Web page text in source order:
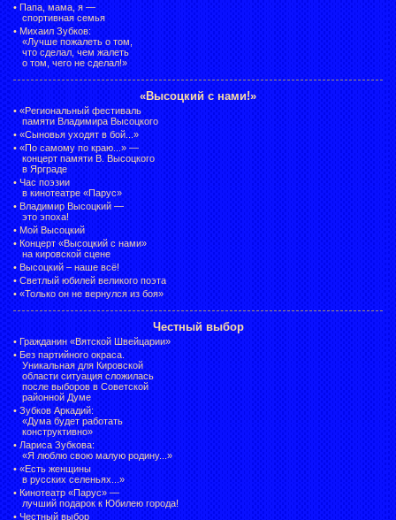
• Папа, мама, я —
спортивная семья
• Михаил Зубков:
«Лучше пожалеть о том,
что сделал, чем жалеть
о том, чего не сделал!»
«Высоцкий с нами!»
• «Региональный фестиваль
памяти Владимира Высоцкого
• «Сыновья уходят в бой...»
• «По самому по краю...» —
концерт памяти В. Высоцкого
в Ярграде
• Час поэзии
в кинотеатре «Парус»
• Владимир Высоцкий —
это эпоха!
• Мой Высоцкий
• Концерт «Высоцкий с нами»
на кировской сцене
• Высоцкий – наше всё!
• Светлый юбилей великого поэта
• «Только он не вернулся из боя»
Честный выбор
• Гражданин «Вятской Швейцарии»
• Без партийного окраса.
Уникальная для Кировской
области ситуация сложилась
после выборов в Советской
районной Думе
• Зубков Аркадий:
«Дума будет работать
конструктивно»
• Лариса Зубкова:
«Я люблю свою малую родину...»
• «Есть женщины
в русских селеньях...»
• Кинотеатр «Парус» —
лучший подарок к Юбилею города!
• Честный выбор